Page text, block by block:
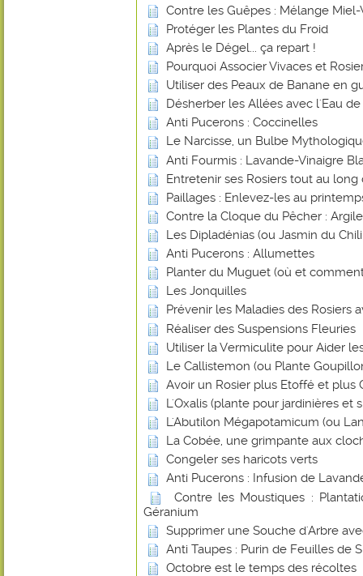
Contre les Guêpes : Mélange Miel-
Protéger les Plantes du Froid
Après le Dégel... ça repart !
Pourquoi Associer Vivaces et
Utiliser des Peaux de Banane en
Désherber les Allées avec l'Eau
Anti Pucerons : Coccinelles
Le Narcisse, un Bulbe
Anti Fourmis : Lavande-Vinaigre
Entretenir ses Rosiers tout au long
Paillages : Enlevez-les au
Contre la Cloque du Pêcher : Argile
Les Dipladénias (ou Jasmin du
Anti Pucerons : Allumettes
Planter du Muguet (où et
Les Jonquilles
Prévenir les Maladies des Rosiers
Réaliser des Suspensions Fleuries
Utiliser la Vermiculite pour Aider
Le Callistemon (ou Plante
Avoir un Rosier plus Etoffé et plus
L'Oxalis (plante pour jardinières et
L'Abutilon Mégapotamicum (ou
La Cobée, une grimpante aux
Congeler ses haricots verts
Anti Pucerons : Infusion de
Contre les Moustiques :
Géranium
Supprimer une Souche d'Arbre
Anti Taupes : Purin de Feuilles de
Octobre est le temps des récoltes